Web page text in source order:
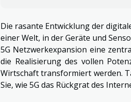
Die rasante Entwicklung der
einer Welt, in der Geräte und
5G Netzwerkexpansion eine
die Realisierung des vollen
Wirtschaft transformiert werden.
Sie, wie 5G das Rückgrat des